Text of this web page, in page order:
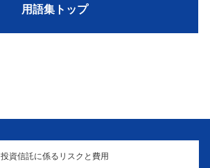
用語集トップ
投資信託に係るリスクと費用